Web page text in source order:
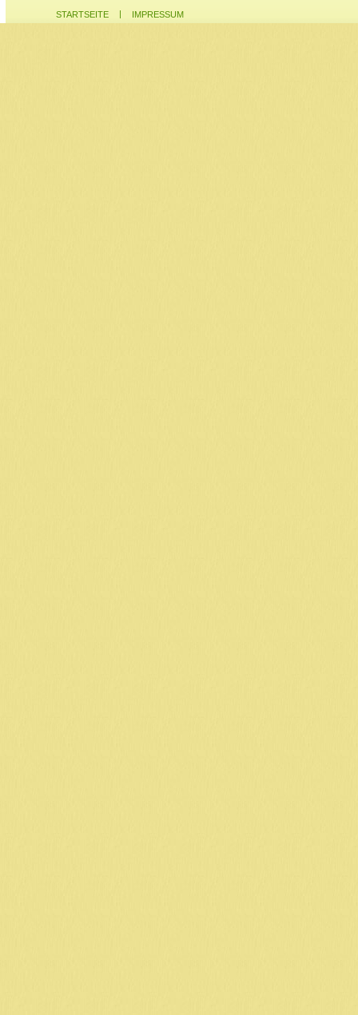
STARTSEITE | IMPRESSUM